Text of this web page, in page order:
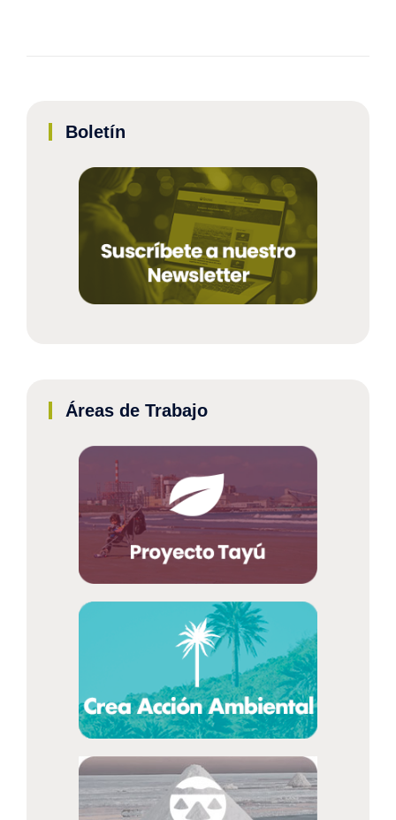
Boletín
Áreas de Trabajo